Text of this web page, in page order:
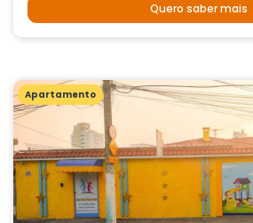
Quero saber mais
Apartamento